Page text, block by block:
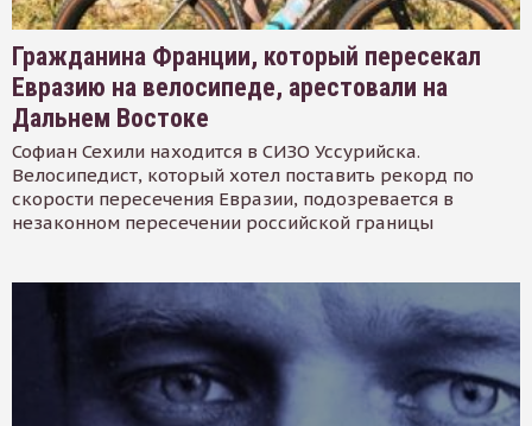
Гражданина Франции, который пересекал
Евразию на велосипеде, арестовали на
Дальнем Востоке
Софиан Сехили находится в СИЗО Уссурийска.
Велосипедист, который хотел поставить рекорд по
скорости пересечения Евразии, подозревается в
незаконном пересечении российской границы